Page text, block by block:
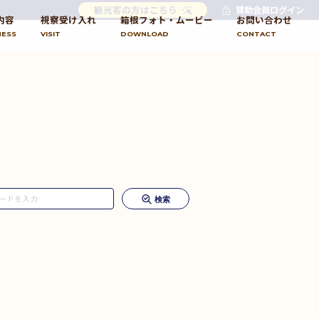
観光客の方はこちら 賛助会員ログイン
容 視察受け入れ
VISIT
箱根フォト・ムービー
DOWNLOAD
お問い合わせ
CONTACT
検索